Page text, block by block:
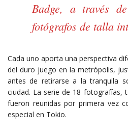
Badge, a través
fotógrafos de talla
Cada uno aporta una perspectiva
del duro juego en la metrópolis,
antes de retirarse a la tranquila
ciudad. La serie de 18 fotografías,
fueron reunidas por primera vez
especial en Tokio.